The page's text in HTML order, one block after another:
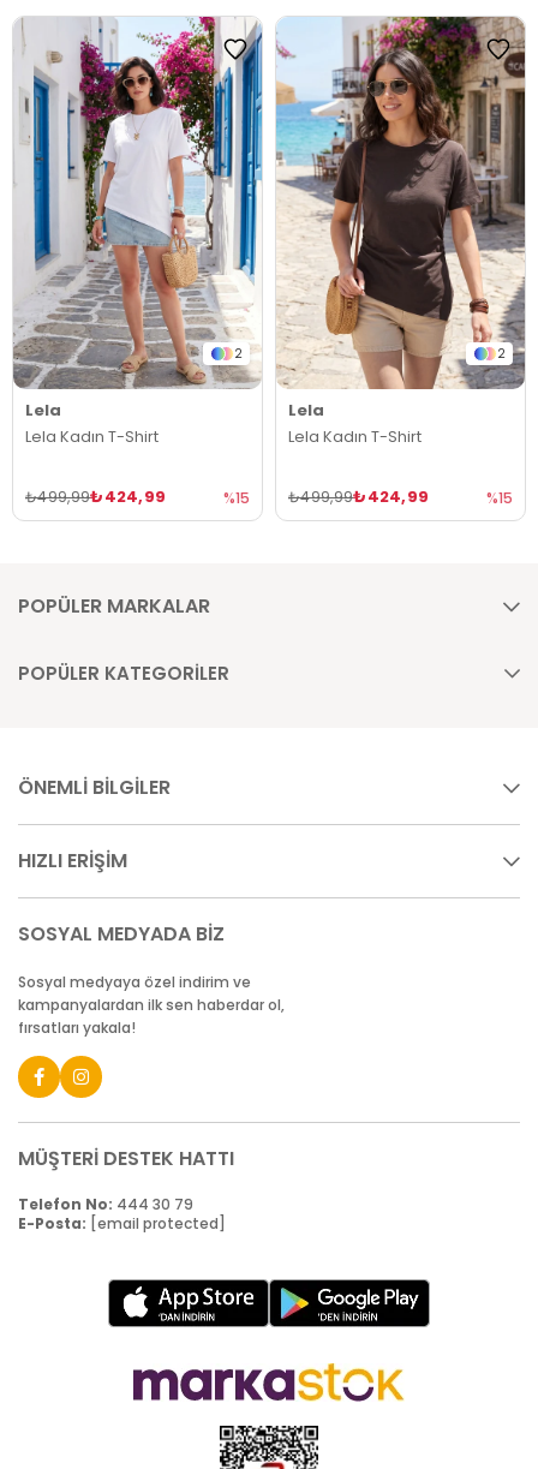
2
Lela
Lela Kadın T-Shirt
₺424,99
₺499,99 %15
2
Lela
Lela Kadın T-Shirt
₺424,99
₺499,99 %15
POPÜLER MARKALAR
POPÜLER KATEGORİLER
ÖNEMLİ BİLGİLER
HIZLI ERİŞİM
SOSYAL MEDYADA BİZ
Sosyal medyaya özel indirim ve
kampanyalardan ilk sen haberdar ol,
fırsatları yakala!
MÜŞTERİ DESTEK HATTI
Telefon No: 444 30 79
E-Posta: [email protected]